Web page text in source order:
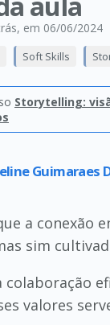
, em 06/06/2024
Soft Skills
Storytelling:
Guimaraes
a conexão
sim
colaboração
valores